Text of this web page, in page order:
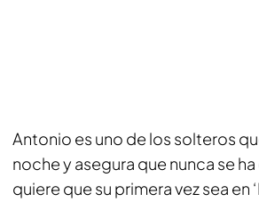
Antonio es uno de los solteros
noche y asegura que nunca se
quiere que su primera vez sea en